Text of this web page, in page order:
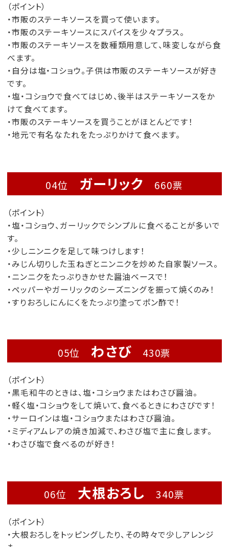
（ポイント）
・市販のステーキソースを買って使います。
・市販のステーキソースにスパイスを少々プラス。
・市販のステーキソースを数種類用意して、味変しながら食
べます。
・自分は塩・コショウ。子供は市販のステーキソースが好き
です。
・塩・コショウで食べてはじめ、後半はステーキソースをか
けて食べてます。
・市販のステーキソースを買うことがほとんどです！
・地元で有名なたれをたっぷりかけて食べます。
04位 ガーリック 660票
（ポイント）
・塩・コショウ、ガーリックでシンプルに食べることが多いで
す。
・少しニンニクを足して味つけします！
・みじん切りした玉ねぎとニンニクを炒めた自家製ソース。
・ニンニクをたっぷりきかせた醤油ベースで！
・ペッパーやガーリックのシーズニングを振って焼くのみ！
・すりおろしにんにくをたっぷり塗ってポン酢で！
05位 わさび 430票
（ポイント）
・黒毛和牛のときは、塩・コショウまたはわさび醤油。
・軽く塩・コショウをして焼いて、食べるときにわさびです！
・サーロインは塩・コショウまたはわさび醤油。
・ミディアムレアの焼き加減で、わさび塩で主に食します。
・わさび塩で食べるのが好き！
06位 大根おろし 340票
（ポイント）
・大根おろしをトッピングしたり、その時々で少しアレンジ